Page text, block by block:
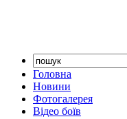
Головна
Новини
Фотогалерея
Відео боїв